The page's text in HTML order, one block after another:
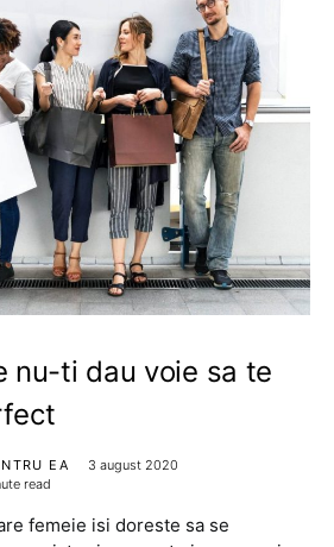
nu-ti dau voie sa te
EA
3 august 2020
read
femeie isi doreste sa se